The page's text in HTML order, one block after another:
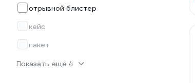
отрывной блистер
кейс
пакет
Показать еще 4